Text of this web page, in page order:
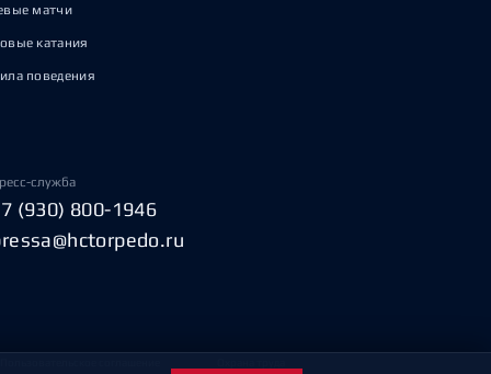
матчи
катания
поведения
служба
(930) 800-1946